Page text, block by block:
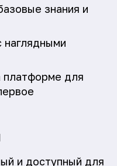
знания и
наглядными
платформе для
и доступный для